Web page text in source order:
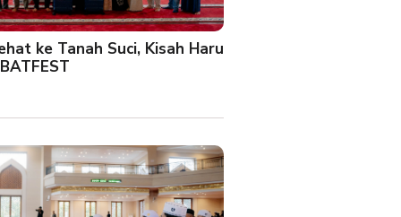
ke Tanah Suci, Kisah Haru